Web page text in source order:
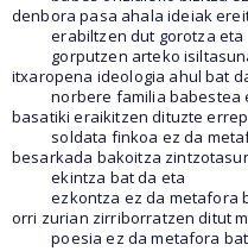
denbora pasa ahala ideiak
erabiltzen dut gorotza eta
gorputzen arteko
itxaropena ideologia ahul bat
norbere familia babestea
basatiki eraikitzen dituzte
soldata finkoa ez da
besarkada bakoitza
ekintza bat da eta
ezkontza ez da metafora
orri zurian zirriborratzen ditut
poesia ez da metafora bat